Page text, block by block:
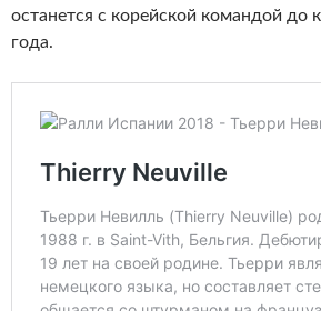
останется с корейской командой до
года.